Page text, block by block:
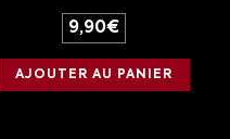
9,90€
AJOUTER AU PANIER